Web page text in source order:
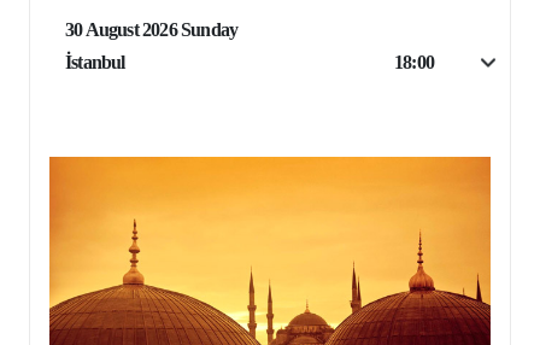
30 August 2026 Sunday
İstanbul
18:00